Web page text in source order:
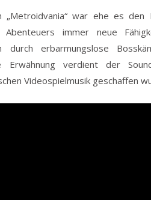
„Metroidvania“ war ehe es den
immer neue
durch erbarmungslose
Erwähnung verdient der
Videospielmusik geschaffen